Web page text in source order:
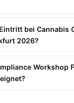
bei Cannabis
2026?
Workshop